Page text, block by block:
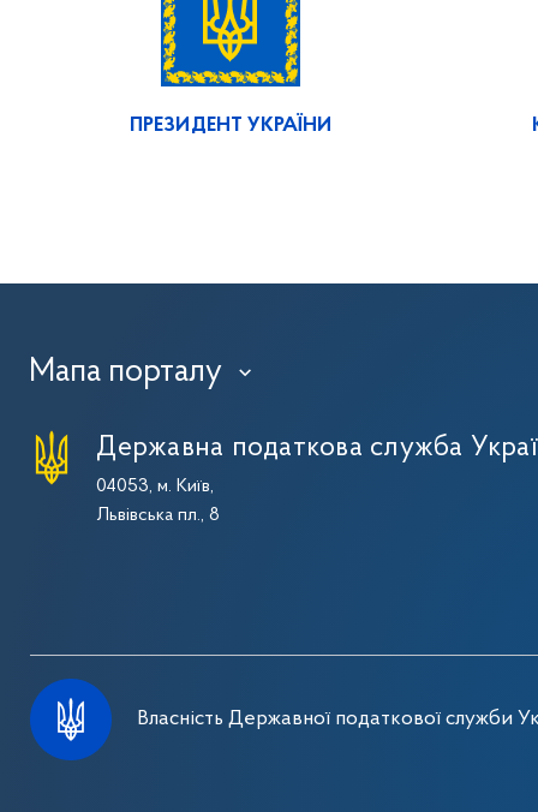
ПРЕЗИДЕНТ УКРАЇНИ
Мапа порталу ›
Державна податкова служба
04053, м. Київ,
Львівська пл., 8
Власність Державної податкової служби